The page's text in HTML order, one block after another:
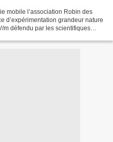
mobile l’association Robin des
d’expérimentation grandeur nature
m défendu par les scientifiques